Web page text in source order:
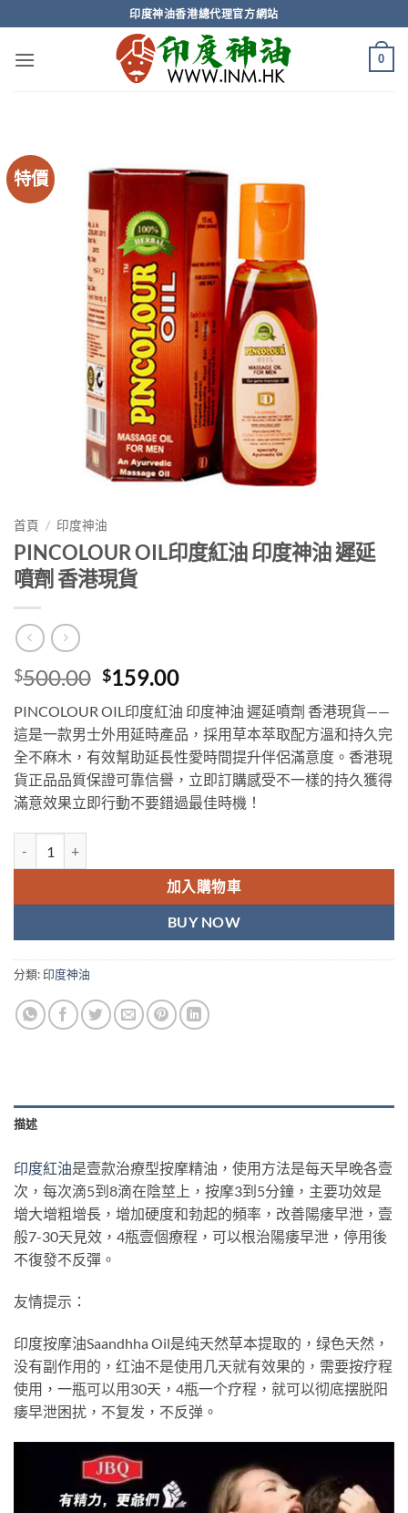
to
content
印度神油香港總代理官方網站
0
特價
首頁 / 印度神油
PINCOLOUR OIL印度紅油 印度神油 遲延
噴劑 香港現貨
$500.00 Original
price
was:
$500.00.
$159.00Current
price
is:
$159.00.
PINCOLOUR OIL印度紅油 印度神油 遲延噴劑 香港現貨——
這是一款男士外用延時產品，採用草本萃取配方溫和持久完
全不麻木，有效幫助延長性愛時間提升伴侶滿意度。香港現
貨正品品質保證可靠信譽，立即訂購感受不一樣的持久獲得
滿意效果立即行動不要錯過最佳時機！
加入購物車
BUY NOW
分類: 印度神油
描述
印度紅油是壹款治療型按摩精油，使用方法是每天早晚各壹
次，每次滴5到8滴在陰莖上，按摩3到5分鐘，主要功效是
增大增粗增長，增加硬度和勃起的頻率，改善陽痿早泄，壹
般7-30天見效，4瓶壹個療程，可以根治陽痿早泄，停用後
不復發不反彈。
友情提示：
印度按摩油Saandhha Oil是纯天然草本提取的，绿色天然，
没有副作用的，红油不是使用几天就有效果的，需要按疗程
使用，一瓶可以用30天，4瓶一个疗程，就可以彻底摆脱阳
痿早泄困扰，不复发，不反弹。